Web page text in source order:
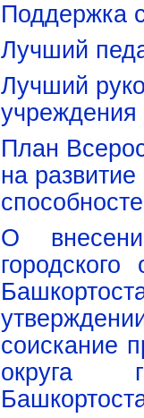
Поддержка
Лучший
Лучший
учреждения
План
на
О
соискание
округа